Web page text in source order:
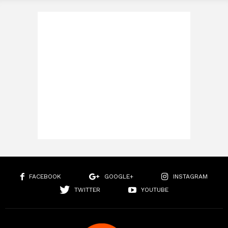
FACEBOOK GOOGLE+
INSTAGRAM
TWITTER
YOUTUBE